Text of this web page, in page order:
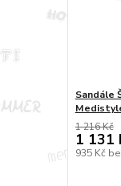
Sandále
1 216 Kč
1 131
935 Kč